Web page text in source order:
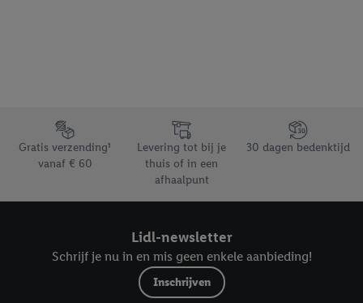
Footerelement met de verschillende USPs van Lidl.be
Gratis verzending¹
vanaf € 60
Levering tot bij je
thuis of in een
afhaalpunt
30 dagen bedenktijd
Lidl-newsletter
Schrijf je nu in en mis geen enkele aanbieding!
Inschrijven